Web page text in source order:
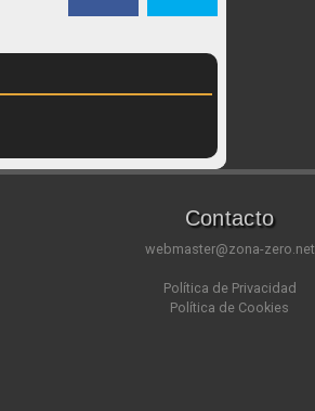
Contacto
webmaster@zona-zero.net
Política de Privacidad
Política de Cookies